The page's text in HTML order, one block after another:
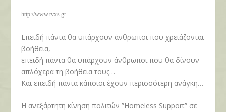
http://www.tvxs.gr
Επειδή πάντα θα υπάρχουν άνθρωποι που χρειάζονται
βοήθεια,
επειδή πάντα θα υπάρχουν άνθρωποι που θα δίνουν
απλόχερα τη βοήθεια τους…
Και επειδή πάντα κάποιοι έχουν περισσότερη ανάγκη…
Η ανεξάρτητη κίνηση πολιτών ”Homeless Support” σε